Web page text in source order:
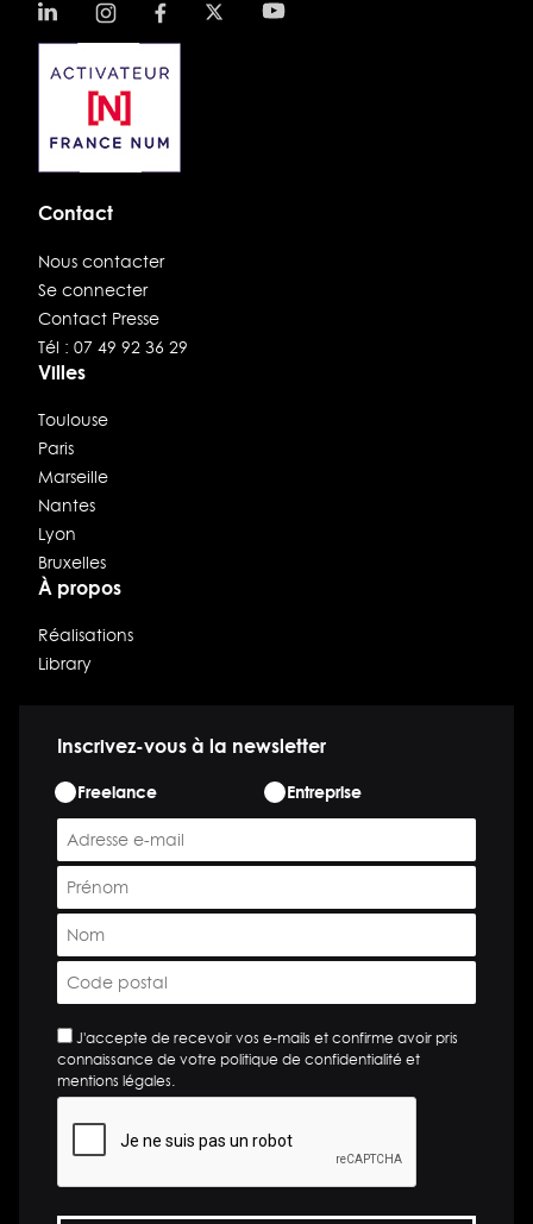
Contact
Nous contacter
Se connecter
Contact Presse
Tél : 07 49 92 36 29
Villes
Toulouse
Paris
Marseille
Nantes
Lyon
Bruxelles
À propos
Réalisations
Library
Inscrivez-vous à la newsletter
ETAPE
*
Freelance Entreprise
E-
mail
Prénom
*
Nom
*
Code
postal
*
*
J'accepte de recevoir vos e-mails et confirme avoir pris
connaissance de votre politique de confidentialité et
mentions légales.